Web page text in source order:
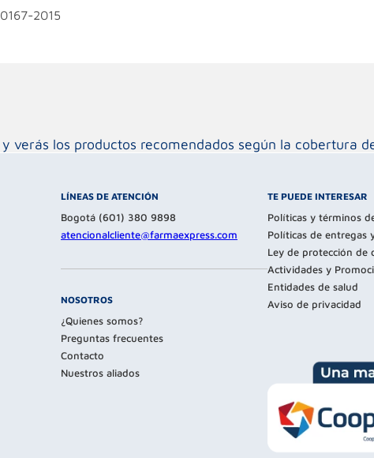
2015
verás los productos recomendados según la cobertura
LÍNEAS DE ATENCIÓN
Bogotá (601) 380 9898
atencionalcliente@farmaexpress.com
NOSOTROS
¿Quienes somos?
Preguntas frecuentes
Contacto
Nuestros aliados
TE PUEDE INTERESAR
Políticas y términos
Políticas de entregas
Ley de protección de
Actividades y
Entidades de salud
Aviso de privacidad